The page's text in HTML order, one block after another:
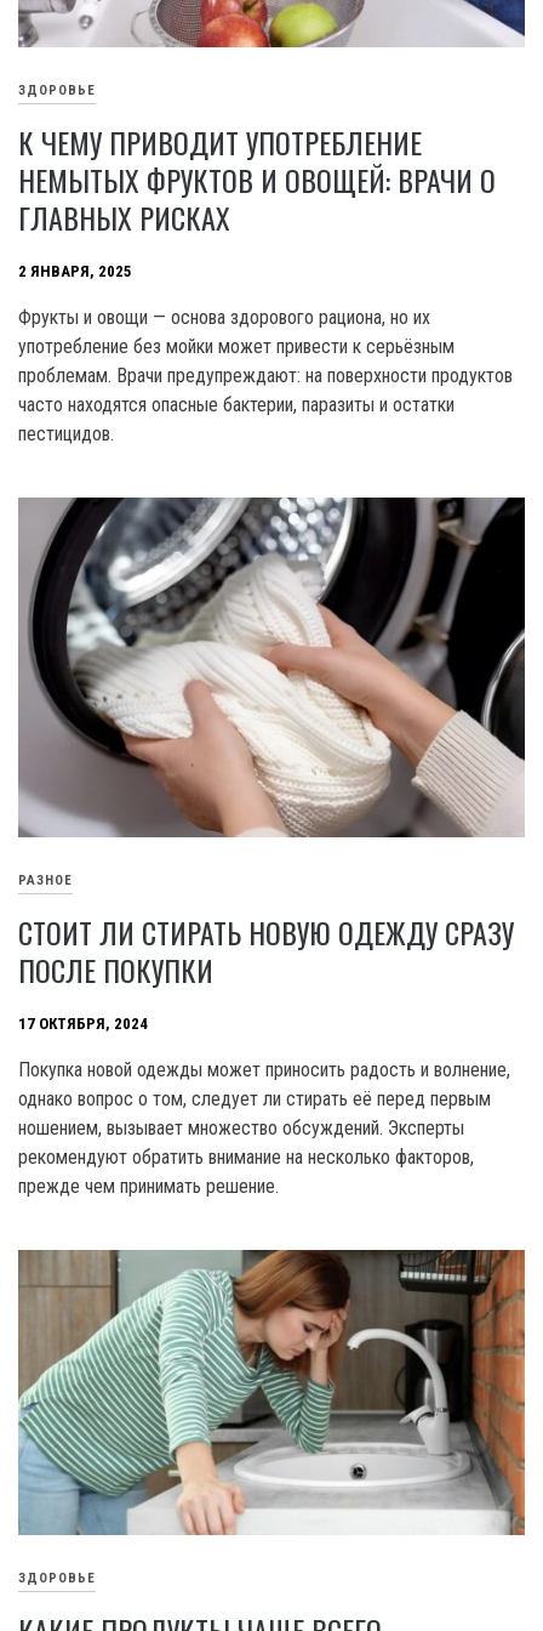
ЗДОРОВЬЕ
К ЧЕМУ ПРИВОДИТ УПОТРЕБЛЕНИЕ
НЕМЫТЫХ ФРУКТОВ И ОВОЩЕЙ: ВРАЧИ О
ГЛАВНЫХ РИСКАХ
2 ЯНВАРЯ, 2025
Фрукты и овощи — основа здорового рациона, но их
употребление без мойки может привести к серьёзным
проблемам. Врачи предупреждают: на поверхности продуктов
часто находятся опасные бактерии, паразиты и остатки
пестицидов.
РАЗНОЕ
СТОИТ ЛИ СТИРАТЬ НОВУЮ ОДЕЖДУ СРАЗУ
ПОСЛЕ ПОКУПКИ
17 ОКТЯБРЯ, 2024
Покупка новой одежды может приносить радость и волнение,
однако вопрос о том, следует ли стирать её перед первым
ношением, вызывает множество обсуждений. Эксперты
рекомендуют обратить внимание на несколько факторов,
прежде чем принимать решение.
ЗДОРОВЬЕ